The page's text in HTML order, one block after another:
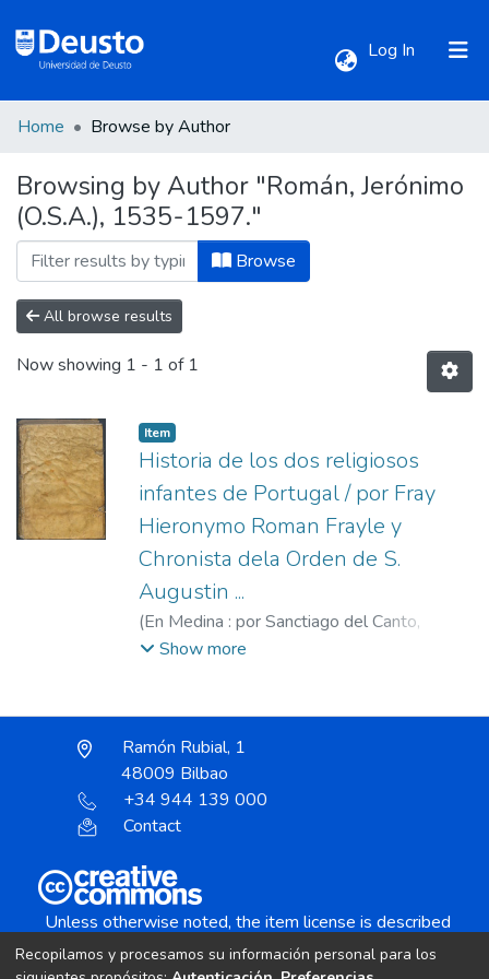
Log In (current)
All of DSpace
Home Browse by Author
Browsing by Author "Román, Jerónimo
(O.S.A.), 1535-1597."
Browse
All browse results
Now showing 1 - 1 of 1
Item
Historia de los dos religiosos
infantes de Portugal / por Fray
Hieronymo Roman Frayle y
Chronista dela Orden de S.
Augustin ...
(En Medina : por Sanctiago del Canto,
1595)Román, Jerónimo (O.S.A.), 1535-
Show more
Ramón Rubial, 1
48009 Bilbao
+34 944 139 000
Contact
Unless otherwise noted, the item license is described
as:
Recopilamos y procesamos su información personal para los